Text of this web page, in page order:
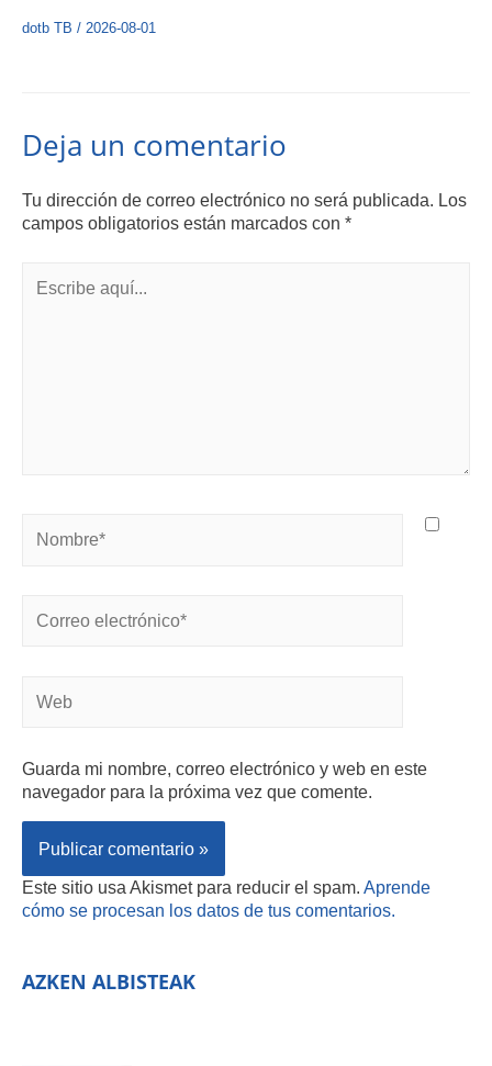
dotb TB / 2026-08-01
Deja un comentario
Tu dirección de correo electrónico no será publicada. Los
campos obligatorios están marcados con *
Guarda mi nombre, correo electrónico y web en este
navegador para la próxima vez que comente.
Este sitio usa Akismet para reducir el spam. Aprende
cómo se procesan los datos de tus comentarios.
AZKEN ALBISTEAK